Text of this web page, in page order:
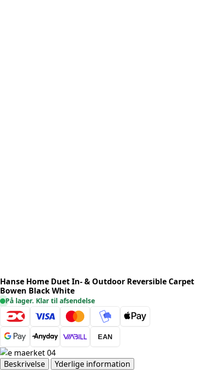
Hanse Home Duet In- & Outdoor Reversible Carpet
Bowen Black White
På lager. Klar til afsendelse
EAN
Beskrivelse
Yderlige information